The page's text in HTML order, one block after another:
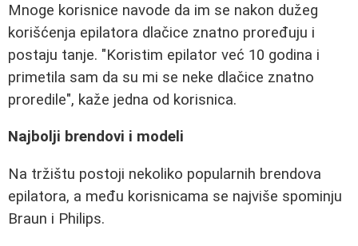
Mnoge korisnice navode da im se nakon dužeg
korišćenja epilatora dlačice znatno proređuju i
postaju tanje. "Koristim epilator već 10 godina i
primetila sam da su mi se neke dlačice znatno
proredile", kaže jedna od korisnica.
Najbolji brendovi i modeli
Na tržištu postoji nekoliko popularnih brendova
epilatora, a među korisnicama se najviše spominju
Braun i Philips.